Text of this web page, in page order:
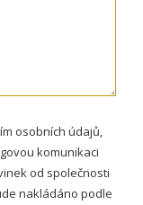
osobních údajů,
komunikaci
od společnosti
nakládáno podle